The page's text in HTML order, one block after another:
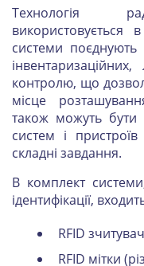
Технологія
використовується
системи поєднують
контролю, що
місце
також можуть бути
систем і
складні завдання.
В комплект
ідентифікації,
RFID
RFID мітки